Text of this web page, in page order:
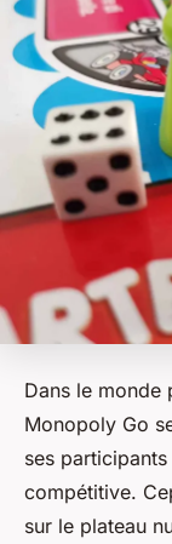
Dans le monde
Monopoly Go
ses
compétitive.
sur le plateau